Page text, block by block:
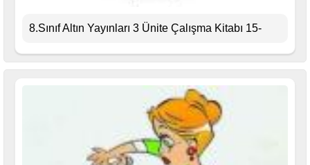
8.Sınıf Altın Yayınları 3 Ünite Çalışma Kitabı 15-